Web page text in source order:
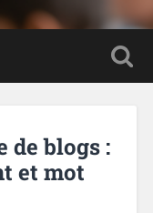
de blogs :
et mot